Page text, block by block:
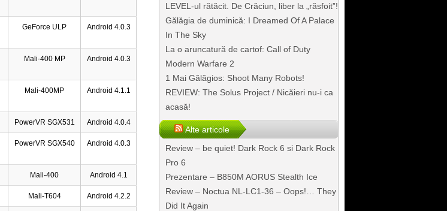
GeForce ULP Android 4.0.3
Mali-400 MP Android 4.0.3
Mali-400MP Android 4.1.1
PowerVR SGX531 Android 4.0.4
PowerVR SGX540 Android 4.0.3
Mali-400 Android 4.1
Mali-T604 Android 4.2.2
LEVEL-ul rătăcit. De Crăciun, liber la „răsfoit”!
Gălăgia de duminică: I Dreamed Of A Palace
In The Sky
La o aruncatură de cartof: Call of Duty
Modern Warfare 2
1 Mai Gălăgios: Shoot Many Robots!
REVIEW: The Solus Project / Nicăieri nu-i ca
acasă!
Alte articole
Review – be quiet! Dark Rock 6 si Dark Rock
Pro 6
Prezentare – B850M AORUS Stealth Ice
Review – Noctua NL-LC1-36 – Oops!… They
Did It Again